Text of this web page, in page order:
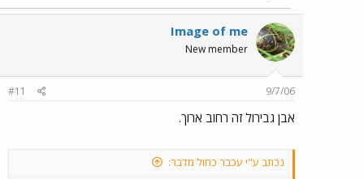
Image of me
New member
9/7/06
#11
אבן גבירול זה רחוב ארוך.
נכתב ע"י עכבר כחול מדבר: